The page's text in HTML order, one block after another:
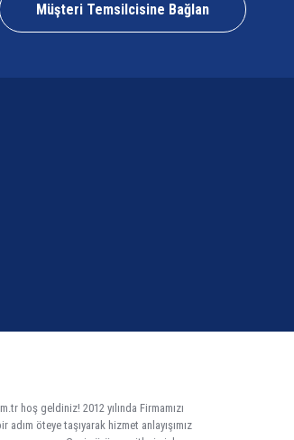
Müşteri Temsilcisine Bağlan
hoş geldiniz! 2012 yılında Firmamızı
öteye taşıyarak hizmet anlayışımız